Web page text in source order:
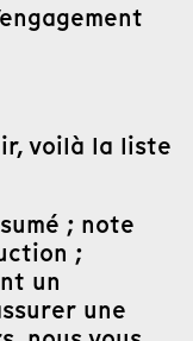
voilà la liste
; note
;
un
une